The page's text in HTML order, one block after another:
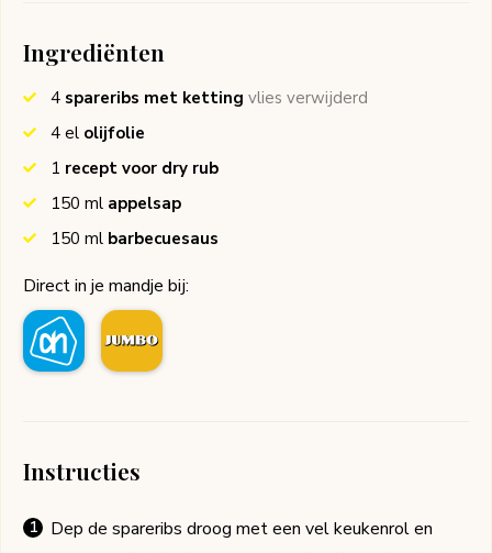
Ingrediënten
4 spareribs met ketting vlies verwijderd
4 el olijfolie
1 recept voor dry rub
150 ml appelsap
150 ml barbecuesaus
Direct in je mandje bij:
Instructies
Dep de spareribs droog met een vel keukenrol en